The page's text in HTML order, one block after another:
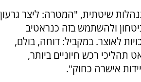
שיטתית, "המטרה: ליצר גרעון
ולהשתמש בזה כנראטיב
לאוצר. במקביל: דוחה, בולם,
תהליכי רכש חיוניים ביותר,
אישרה כחוק".